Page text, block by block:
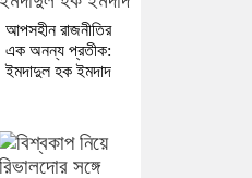
আপসহীন রাজনীতির
এক অনন্য প্রতীক:
ইমদাদুল হক ইমদাদ